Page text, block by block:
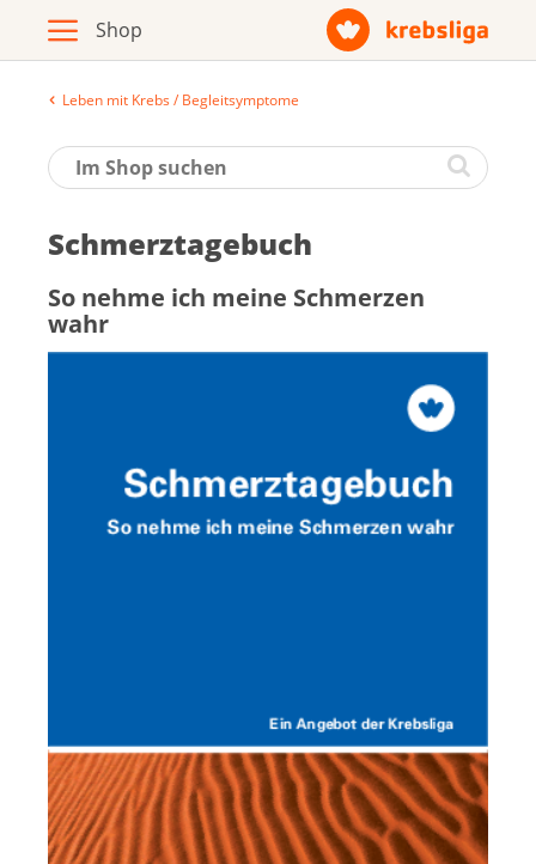
Archiv
Broschüren / Infomaterial
Produkte
Zur Krebsliga-Webseite
Deutsch
Français
Leben mit Krebs / Begleitsymptome
Schmerz­ta­ge­buch
So neh­me ich mei­ne Schmer­zen
wahr